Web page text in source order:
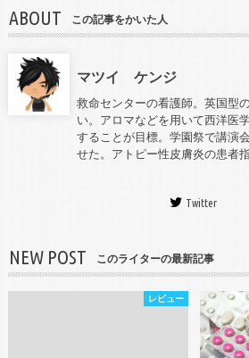
ABOUT この記事をかいた人
マツイ ケンジ
救命センターの看護師。英国型
い。アロマなどを用いて西洋医
することが目標。学園祭で講演
せた。アトピー性皮膚炎の患者
Twitter
NEW POST このライターの最新記事
レビュー